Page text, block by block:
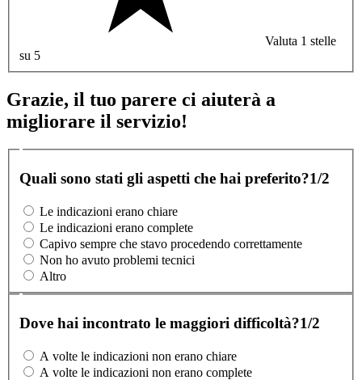
Valuta 1 stelle
su 5
Grazie, il tuo parere ci aiuterà a
migliorare il servizio!
Quali sono stati gli aspetti che hai preferito?1/2
Le indicazioni erano chiare
Le indicazioni erano complete
Capivo sempre che stavo procedendo correttamente
Non ho avuto problemi tecnici
Altro
Dove hai incontrato le maggiori difficoltà?1/2
A volte le indicazioni non erano chiare
A volte le indicazioni non erano complete